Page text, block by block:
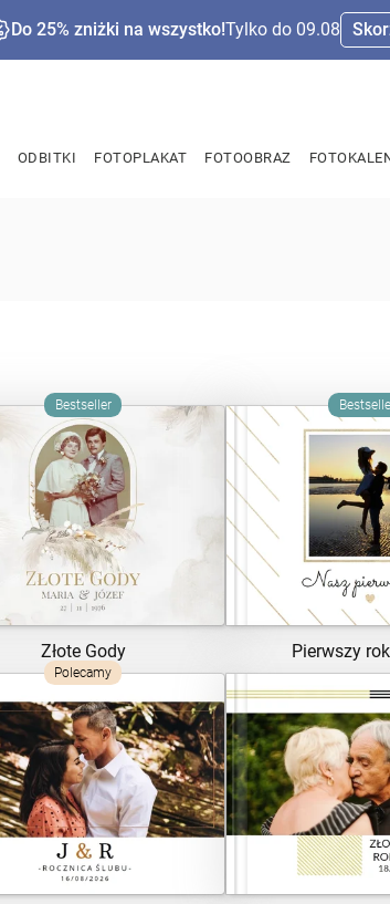
Do 25% zniżki na wszystko!Tylko do 09.08
ODBITKI FOTOPLAKAT FOTOOBRAZ
Bestseller
Złote Gody
ZOBACZ SZABLON
Pierwszy
ZOBACZ
Polecamy
ZOBACZ SZABLON ZOBACZ